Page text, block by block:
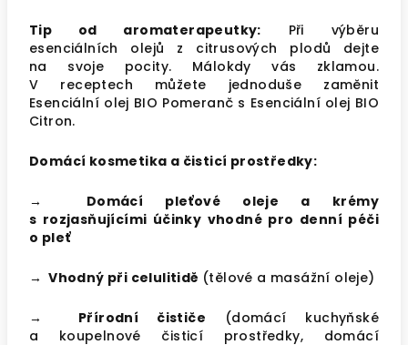
Tip od aromaterapeutky: Při výběru
esenciálních olejů z citrusových plodů dejte
na svoje pocity. Málokdy vás zklamou.
V receptech můžete jednoduše zaměnit
Esenciální olej BIO Pomeranč s Esenciální olej BIO
Citron.
Domácí kosmetika a čisticí prostředky:
→ Domácí pleťové oleje a krémy
s rozjasňujícími účinky vhodné pro denní péči
o pleť
→ Vhodný při celulitidě (tělové a masážní oleje)
→ Přírodní čističe (domácí kuchyňské
a koupelnové čisticí prostředky, domácí